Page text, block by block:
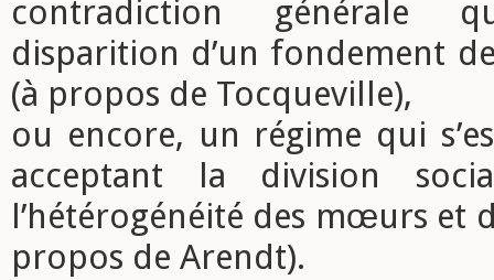
contradiction générale
disparition d’un fondement
(à propos de Tocqueville),
ou encore, un régime qui
acceptant la division
l’hétérogénéité des mœurs et
propos de Arendt).